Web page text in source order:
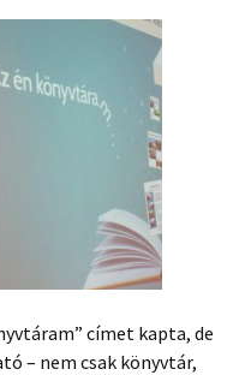
címet kapta, de
– nem csak könyvtár,